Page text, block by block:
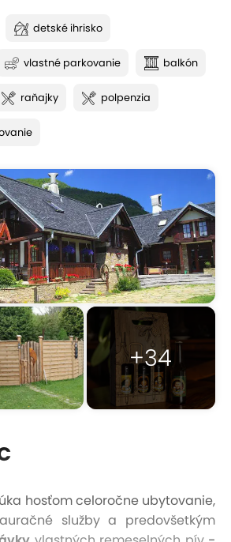
detské ihrisko
vlastné parkovanie balkón
raňajky polpenzia
+34
hosťom celoročne ubytovanie,
služby a predovšetkým